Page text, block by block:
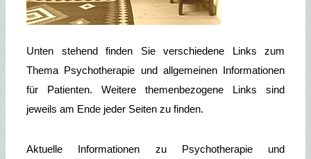
Unten stehend finden Sie verschiedene Links zum
Thema Psychotherapie und allgemeinen Informationen
für Patienten. Weitere themenbezogene Links sind
jeweils am Ende jeder Seiten zu finden.
Aktuelle Informationen zu Psychotherapie und